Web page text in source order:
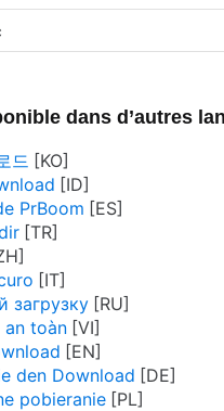
dans d’autres
드
PrBoom
загрузку
an toàn
den Download
pobieranie